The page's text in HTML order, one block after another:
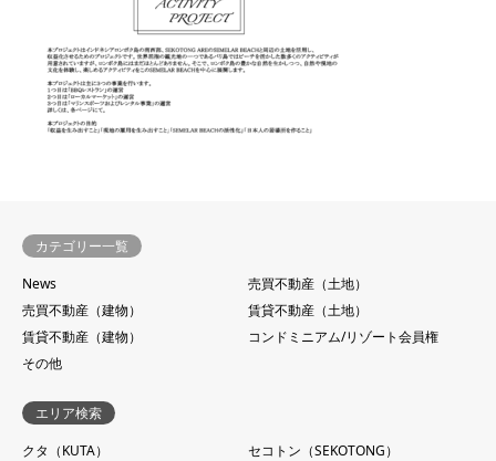
カテゴリー一覧
News
売買不動産（土地）
売買不動産（建物）
賃貸不動産（土地）
賃貸不動産（建物）
コンドミニアム/リゾート会員権
その他
エリア検索
クタ（KUTA）
セコトン（SEKOTONG）